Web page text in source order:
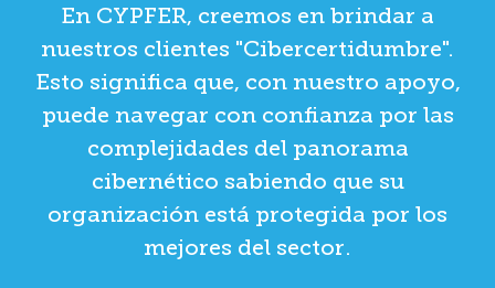
En CYPFER, creemos en brindar a
nuestros clientes "Cibercertidumbre".
Esto significa que, con nuestro apoyo,
puede navegar con confianza por las
complejidades del panorama
cibernético sabiendo que su
organización está protegida por los
mejores del sector.